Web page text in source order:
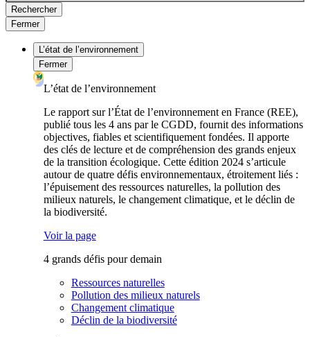
Rechercher
Fermer
L’état de l’environnement
Fermer
L’état de l’environnement
Le rapport sur l’État de l’environnement en France (REE),
publié tous les 4 ans par le CGDD, fournit des informations
objectives, fiables et scientifiquement fondées. Il apporte
des clés de lecture et de compréhension des grands enjeux
de la transition écologique. Cette édition 2024 s’articule
autour de quatre défis environnementaux, étroitement liés :
l’épuisement des ressources naturelles, la pollution des
milieux naturels, le changement climatique, et le déclin de
la biodiversité.
Voir la page
4 grands défis pour demain
Ressources naturelles
Pollution des milieux naturels
Changement climatique
Déclin de la biodiversité